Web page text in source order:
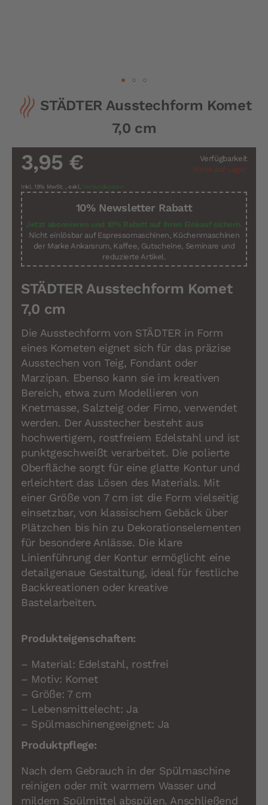
Anfang
der
STÄDTER Ausstechform Komet
7,0 cm
Verfügbarkeit
Nicht auf Lager
3,95 €
Inkl. 19% MwSt. , exkl. Versandkosten
10% Newsletter Rabatt
Jetzt abonnieren und 10% Rabatt auf Ihren Einkauf sichern.
Nicht einlösbar auf Espressomaschinen, Küchenmaschinen
der Marke Ankarsrum, Kaffee, Gutscheine, Seminare und
reduzierte Artikel.
STÄDTER Ausstechform Komet
7,0 cm
Die Ausstechform von STÄDTER in Form
eines Kometen eignet sich für das präzise
Ausstechen von Teig, Fondant oder
Marzipan. Ebenso kann sie im kreativen
Bereich, etwa zum Modellieren von
Knetmasse, Salzteig oder Fimo, verwendet
werden. Der Ausstecher besteht aus
hochwertigem, rostfreiem Edelstahl und ist
punktgeschweißt verarbeitet. Die polierte
Oberfläche sorgt für eine glatte Kontur und
erleichtert das Lösen des Materials. Mit
einer Größe von 7 cm ist die Form vielseitig
einsetzbar, von klassischem Gebäck über
Plätzchen bis hin zu Dekorationselementen
für besondere Anlässe. Die klare
Linienführung der Kontur ermöglicht eine
detailgenaue Gestaltung, ideal für festliche
Backkreationen oder kreative
Bastelarbeiten.
Produkteigenschaften:
– Material: Edelstahl, rostfrei
– Motiv: Komet
– Größe: 7 cm
– Lebensmittelecht: Ja
– Spülmaschinengeeignet: Ja
Produktpflege:
Nach dem Gebrauch in der Spülmaschine
reinigen oder mit warmem Wasser und
mildem Spülmittel abspülen. Anschließend